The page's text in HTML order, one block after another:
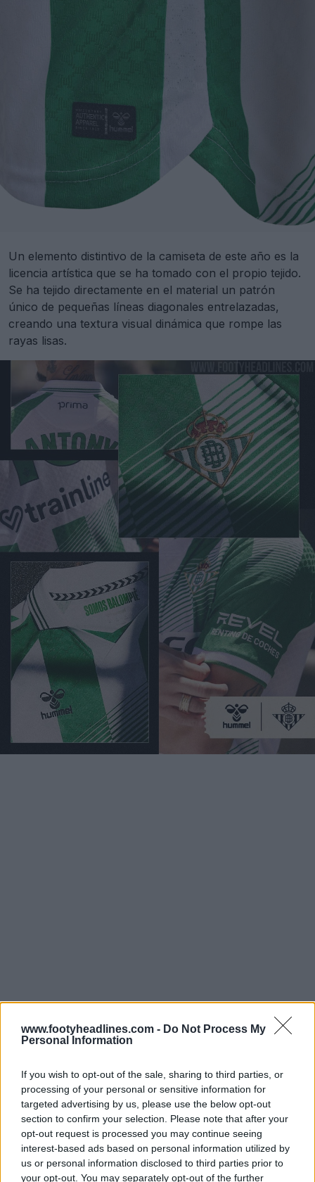
www.footyheadlines.com - Do Not Process My
Personal Information
If you wish to opt-out of the sale, sharing to third parties, or
processing of your personal or sensitive information for
targeted advertising by us, please use the below opt-out
section to confirm your selection. Please note that after your
opt-out request is processed you may continue seeing
interest-based ads based on personal information utilized by
us or personal information disclosed to third parties prior to
your opt-out. You may separately opt-out of the further
Un elemento distintivo de la camiseta de este año es la
licencia artística que se ha tomado con el propio tejido.
Se ha tejido directamente en el material un patrón
único de pequeñas líneas diagonales entrelazadas,
creando una textura visual dinámica que rompe las
rayas lisas.
Para rematar el diseño, un detalle especial en el interior
del cuello incluye el escudo y el lema «Somos
Balompié», situado justo debajo de un detalle de cinta